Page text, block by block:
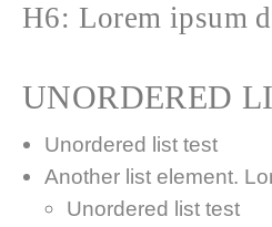
H6: Lorem ipsum
UNORDERED
Unordered list test
Another list element.
Unordered list test